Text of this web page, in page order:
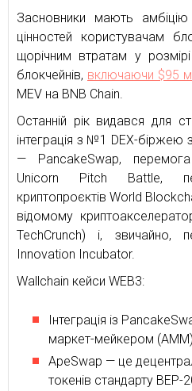
Засновники мають амбіцію
цінностей користувачам
щорічним втратам у
блокчейнів, включаючи $95
MEV на BNB Chain.
Останній рік видався для
інтеграція з №1 DEX-біржею
— PancakeSwap,
Unicorn Pitch Battle,
криптопроєктів World
відомому
TechCrunch) і, звичайно,
Innovation Incubator.
Wallchain кейси WEB3:
Інтеграція із
маркет-мейкером
ApeSwap — це
токенів стандарту BEP-